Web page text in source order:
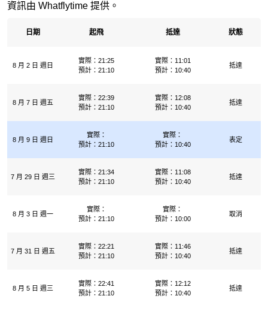
資訊由 Whatflytime 提供。
日期 起飛 抵達 狀態
8 月 2 日 週日
實際：21:25
預計：21:10
實際：11:01
預計：10:40
抵達
8 月 7 日 週五
實際：22:39
預計：21:10
實際：12:08
預計：10:40
抵達
8 月 9 日 週日
實際：
預計：21:10
實際：
預計：10:40
表定
7 月 29 日 週三
實際：21:34
預計：21:10
實際：11:08
預計：10:40
抵達
8 月 3 日 週一
實際：
預計：21:10
實際：
預計：10:00
取消
7 月 31 日 週五
實際：22:21
預計：21:10
實際：11:46
預計：10:40
抵達
8 月 5 日 週三
實際：22:41
預計：21:10
實際：12:12
預計：10:40
抵達